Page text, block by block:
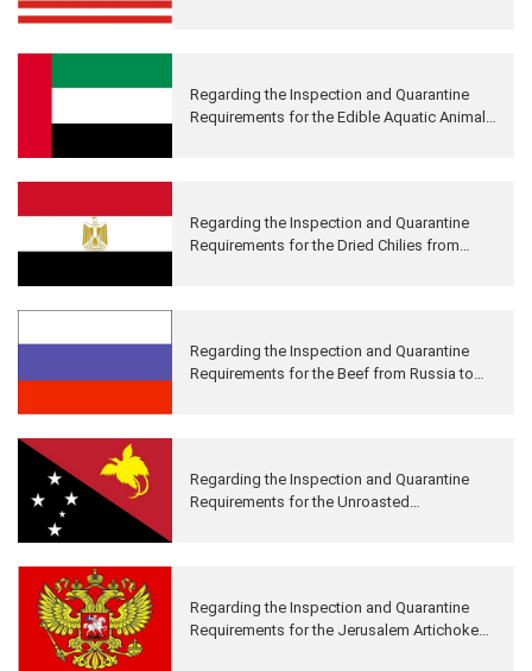
Regarding the Inspection and Quarantine
Requirements for the Edible Aquatic Animals
Regarding the Inspection and Quarantine
Requirements for the Dried Chilies from
Regarding the Inspection and Quarantine
Requirements for the Beef from Russia to
Regarding the Inspection and Quarantine
Requirements for the Unroasted
Regarding the Inspection and Quarantine
Requirements for the Jerusalem Artichoke